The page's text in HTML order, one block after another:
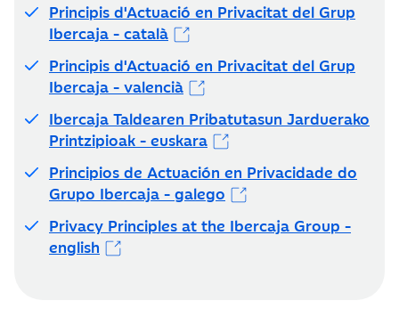
Principis d'Actuació en Privacitat del Grup
Ibercaja - català
Principis d'Actuació en Privacitat del Grup
Ibercaja - valencià
Ibercaja Taldearen Pribatutasun Jarduerako
Printzipioak - euskara
Principios de Actuación en Privacidade do
Grupo Ibercaja - galego
Privacy Principles at the Ibercaja Group -
english